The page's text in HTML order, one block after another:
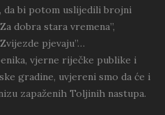
da bi potom uslijedili brojni
dobra stara vremena”,
pjevaju”…
vjerne riječke publike i
gradine, uvjereni smo da će i
zapaženih Toljinih nastupa.